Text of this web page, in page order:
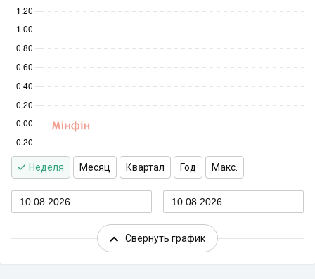
Неделя Месяц Квартал Год Макс.
10.08.2026 10.08.2026
Свернуть график